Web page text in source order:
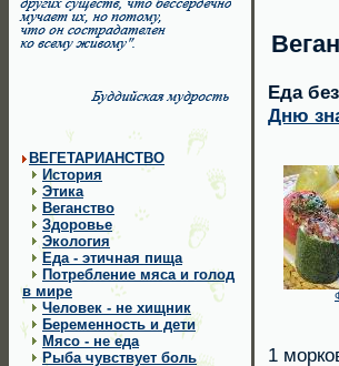
ВЕГЕТАРИАНСТВО
История
Этика
Веганство
Здоровье
Экология
Еда - этичная пища
Потребление мяса и голод
в мире
Человек - не хищник
Беременность и дети
Мясо - не еда
Рыба чувствует боль
Еда
Дню
1